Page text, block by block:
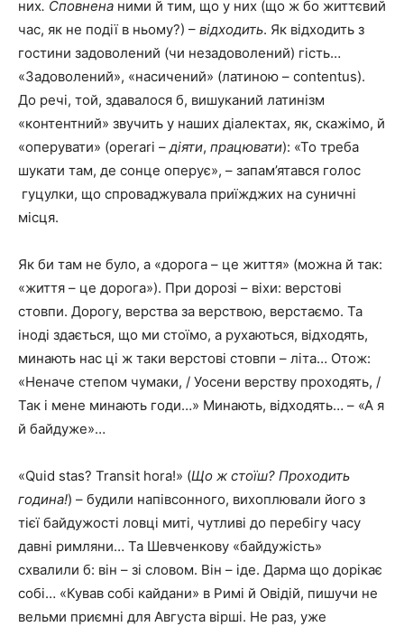
них. Сповнена ними й тим, що у них (що ж бо життєвий
час, як не події в ньому?) – відходить. Як відходить з
гостини задоволений (чи незадоволений) гість…
«Задоволений», «насичений» (латиною – contentus).
До речі, той, здавалося б, вишуканий латинізм
«контентний» звучить у наших діалектах, як, скажімо, й
«оперувати» (operari –діяти, працювати): «То треба
шукати там, де сонце оперує», – запам’ятався голос
гуцулки, що спроваджувала приїжджих на суничні
місця.
Як би там не було, а «дорога – це життя» (можна й так:
«життя – це дорога»). При дорозі – віхи: верстові
стовпи. Дорогу, верства за верствою, верстаємо. Та
іноді здається, що ми стоїмо, а рухаються, відходять,
минають нас ці ж таки верстові стовпи – літа… Отож:
«Неначе степом чумаки, / Уосени верству проходять, /
Так і мене минають годи…» Минають, відходять… – «А я
й байдуже»…
«Quid stas? Transit hora!» (Що ж стоїш? Проходить
година!) – будили напівсонного, вихоплювали його з
тієї байдужості ловці миті, чутливі до перебігу часу
давні римляни… Та Шевченкову «байдужість»
схвалили б: він – зі словом. Він – іде. Дарма що дорікає
собі… «Кував собі кайдани» в Римі й Овідій, пишучи не
вельми приємні для Августа вірші. Не раз, уже